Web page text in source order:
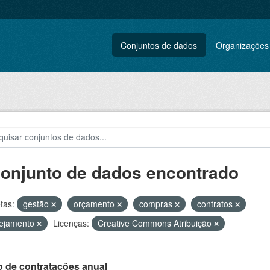
Conjuntos de dados Organizações
de dados encontrado
gestão orçamento compras
contratos
Licenças: Creative Commons Atribuição
de contratações anual